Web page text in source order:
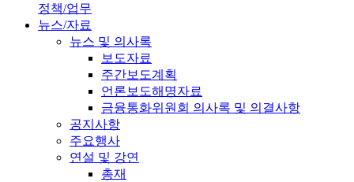
정책/업무
뉴스/자료
뉴스 및 의사록
보도자료
주간보도계획
언론보도해명자료
금융통화위원회 의사록 및 의결사항
공지사항
주요행사
연설 및 강연
총재